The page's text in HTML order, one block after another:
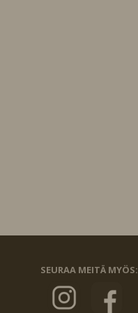
SEURAA MEITÄ MYÖS: